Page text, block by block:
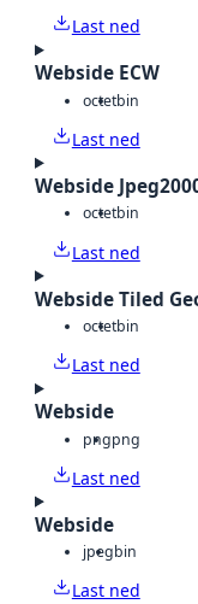
Last ned
Webside ECW
octetbin
Last ned
Webside
octetbin
Last ned
Webside Tiled
octetbin
Last ned
Webside
pngpng
Last ned
Webside
jpegbin
Last ned